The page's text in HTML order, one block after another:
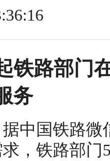
铁路部门
务
中国铁路
，铁路部门